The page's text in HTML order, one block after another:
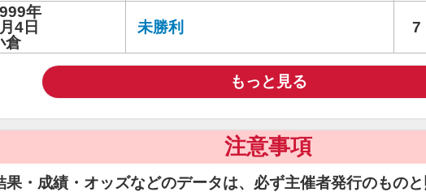
年
4日
倉
未勝利 7
もっと見る
注意事項
果・成績・オッズなどのデータは、必ず主催者発行のもの